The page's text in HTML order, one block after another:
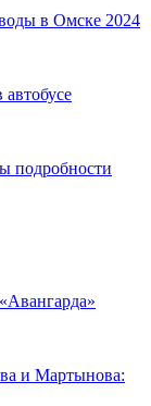
в Омске 2024
подробности
и Мартынова: